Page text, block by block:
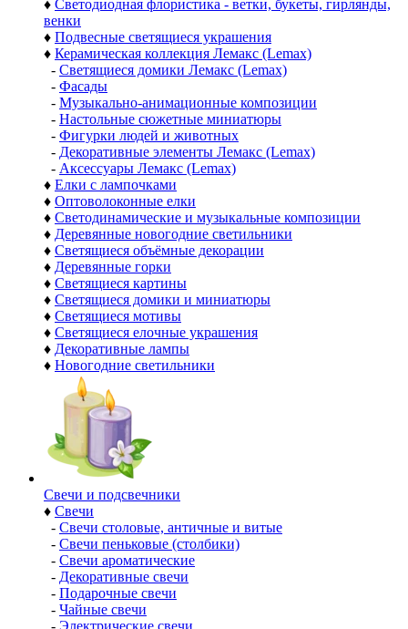
♦ Светодиодная флористика - ветки, букеты, гирлянды,
венки
♦ Подвесные светящиеся украшения
♦ Керамическая коллекция Лемакс (Lemax)
- Светящиеся домики Лемакс (Lemax)
- Фасады
- Музыкально-анимационные композиции
- Настольные сюжетные миниатюры
- Фигурки людей и животных
- Декоративные элементы Лемакс (Lemax)
- Аксессуары Лемакс (Lemax)
♦ Елки с лампочками
♦ Оптоволоконные елки
♦ Светодинамические и музыкальные композиции
♦ Деревянные новогодние светильники
♦ Светящиеся объёмные декорации
♦ Деревянные горки
♦ Светящиеся картины
♦ Светящиеся домики и миниатюры
♦ Светящиеся мотивы
♦ Светящиеся елочные украшения
♦ Декоративные лампы
♦ Новогодние светильники
Свечи и подсвечники
♦ Свечи
- Свечи столовые, античные и витые
- Свечи пеньковые (столбики)
- Свечи ароматические
- Декоративные свечи
- Подарочные свечи
- Чайные свечи
- Электрические свечи